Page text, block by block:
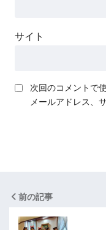
サイト
次回のコメントで
メールアドレス、
前の記事